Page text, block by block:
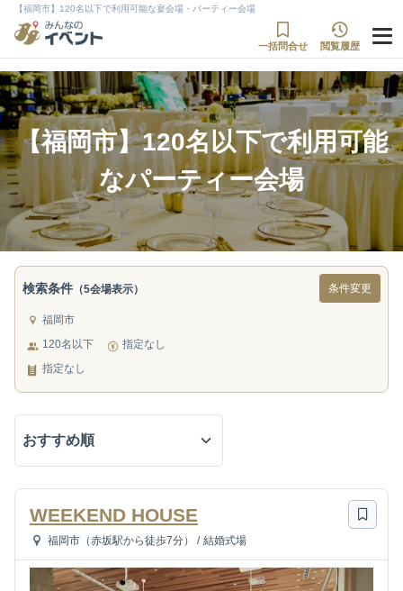
【福岡市】120名以下で利用可能な宴会場・パーティー会場
一括問合せ 閲覧履歴
【福岡市】120名以下で利用可能
なパーティー会場
検索条件 （5会場表示） 条件変更
福岡市
120名以下
指定なし
指定なし
WEEKEND HOUSE
福岡市（赤坂駅から徒歩7分） / 結婚式場